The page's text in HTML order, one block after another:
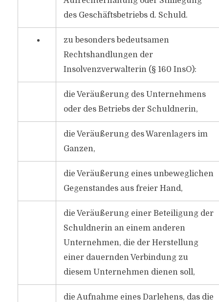
des Geschäftsbetriebs d. Schuld.
zu besonders bedeutsamen
Rechtshandlungen der
Insolvenzverwalterin (§ 160 InsO):
die Veräußerung des Unternehmens
oder des Betriebs der Schuldnerin,
die Veräußerung des Warenlagers im
Ganzen,
die Veräußerung eines unbeweglichen
Gegenstandes aus freier Hand,
die Veräußerung einer Beteiligung der
Schuldnerin an einem anderen
Unternehmen, die der Herstellung
einer dauernden Verbindung zu
diesem Unternehmen dienen soll,
die Aufnahme eines Darlehens, das die